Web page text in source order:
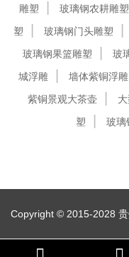
雕塑
玻璃钢农耕雕塑
塑
玻璃钢门头雕塑
玻璃钢果篮雕塑
玻
城浮雕
墙体紫铜浮雕
紫铜景观大茶壶
塑
玻璃
Copyright © 2015-2028 贵